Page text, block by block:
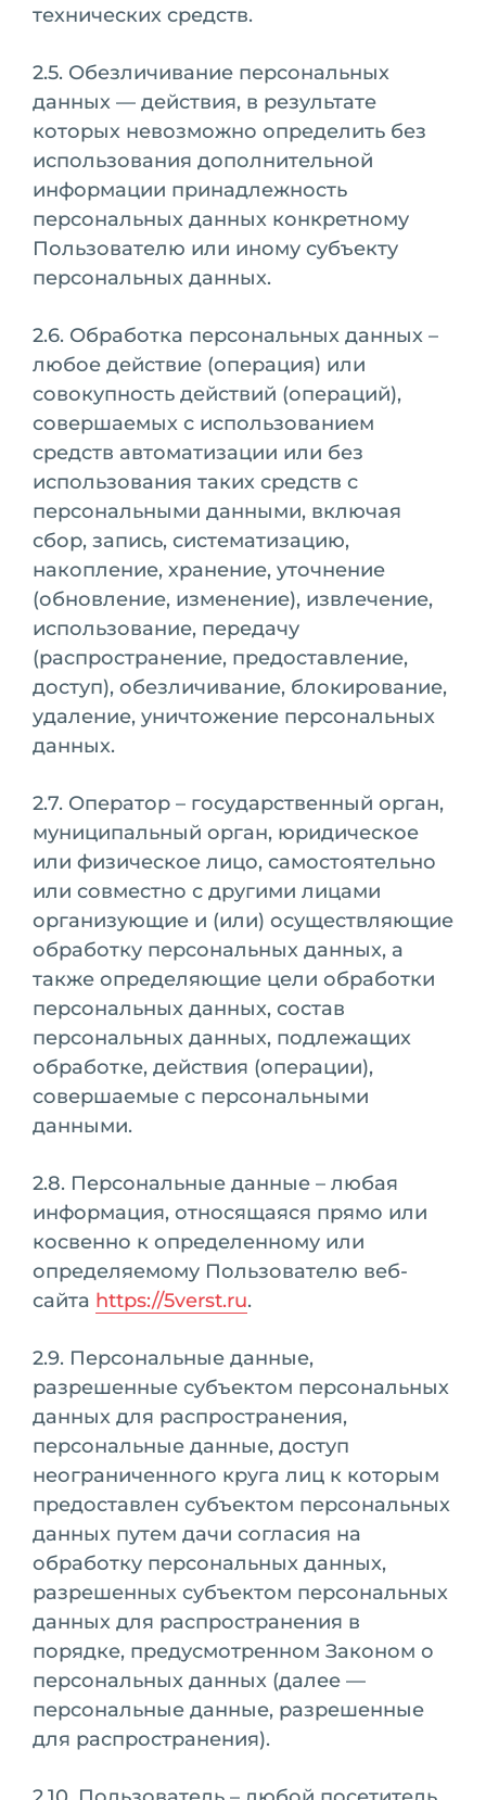
технических средств.
2.5. Обезличивание персональных
данных — действия, в результате
которых невозможно определить без
использования дополнительной
информации принадлежность
персональных данных конкретному
Пользователю или иному субъекту
персональных данных.
2.6. Обработка персональных данных –
любое действие (операция) или
совокупность действий (операций),
совершаемых с использованием
средств автоматизации или без
использования таких средств с
персональными данными, включая
сбор, запись, систематизацию,
накопление, хранение, уточнение
(обновление, изменение), извлечение,
использование, передачу
(распространение, предоставление,
доступ), обезличивание, блокирование,
удаление, уничтожение персональных
данных.
2.7. Оператор – государственный орган,
муниципальный орган, юридическое
или физическое лицо, самостоятельно
или совместно с другими лицами
организующие и (или) осуществляющие
обработку персональных данных, а
также определяющие цели обработки
персональных данных, состав
персональных данных, подлежащих
обработке, действия (операции),
совершаемые с персональными
данными.
2.8. Персональные данные – любая
информация, относящаяся прямо или
косвенно к определенному или
определяемому Пользователю веб-
сайта https://5verst.ru.
2.9. Персональные данные,
разрешенные субъектом персональных
данных для распространения,
персональные данные, доступ
неограниченного круга лиц к которым
предоставлен субъектом персональных
данных путем дачи согласия на
обработку персональных данных,
разрешенных субъектом персональных
данных для распространения в
порядке, предусмотренном Законом о
персональных данных (далее —
персональные данные, разрешенные
для распространения).